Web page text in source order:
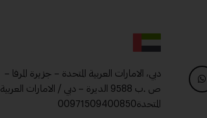
دبي، الامارات العربية المتحدة – جزيرة المرفا –
ص .ب 9588 الديرة – دبي / الامارات العربية
المتحدة00971509400850